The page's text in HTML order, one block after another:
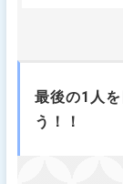
最後の1人
う！！